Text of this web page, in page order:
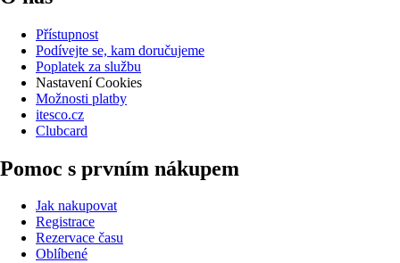
Přístupnost
Podívejte se, kam doručujeme
Poplatek za službu
Nastavení Cookies
Možnosti platby
itesco.cz
Clubcard
Pomoc s prvním nákupem
Jak nakupovat
Registrace
Rezervace času
Oblíbené